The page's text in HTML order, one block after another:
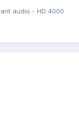
audio - HD 4000